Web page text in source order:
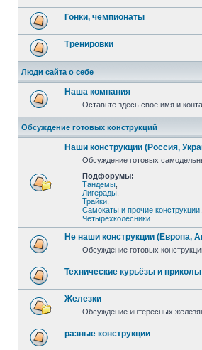
Гонки, чемпионаты
Тренировки
Люди сайта о себе
Наша компания
Оставьте здесь свое имя и
Обсуждение готовых конструкций
Наши конструкции (Россия,
Обсуждение готовых
Подфорумы:
Тандемы
Лигерады
Трайки
Самокаты и прочие конструкции
Четырехколесники
Не наши конструкции (Европа,
Обсуждение готовых
Технические курьёзы и
Железки
Обсуждение интересных
разные конструкции